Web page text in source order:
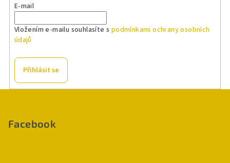
E-mail
Vložením e-mailu souhlasíte s podmínkami ochrany osobních
údajů
Přihlásit se
Facebook